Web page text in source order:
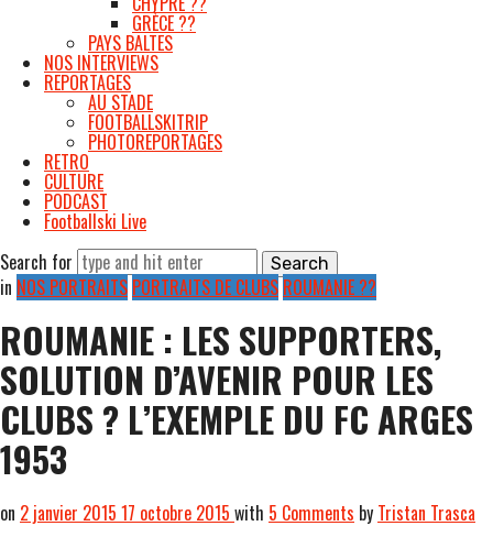
GRÈCE ??
PAYS BALTES
NOS INTERVIEWS
REPORTAGES
AU STADE
FOOTBALLSKITRIP
PHOTOREPORTAGES
RETRO
CULTURE
PODCAST
Footballski Live
Search for
in NOS PORTRAITS PORTRAITS DE CLUBS ROUMANIE ??
ROUMANIE : LES SUPPORTERS,
SOLUTION D’AVENIR POUR LES
CLUBS ? L’EXEMPLE DU FC ARGES
1953
on 2 janvier 2015 17 octobre 2015 with 5 Comments by Tristan Trasca